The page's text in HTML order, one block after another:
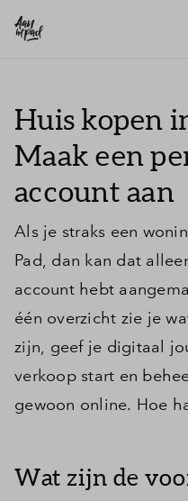
Huis kopen
Maak een
account aan
Als je straks een
Pad, dan kan dat
account hebt
één overzicht zie je
zijn, geef je digitaal
verkoop start en
gewoon online. Hoe
Wat zijn de